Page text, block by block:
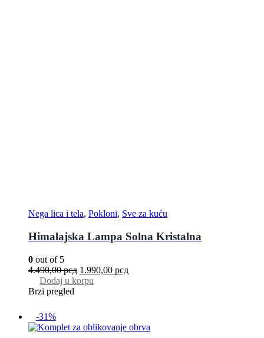
Nega lica i tela, Pokloni, Sve za kuću
Himalajska Lampa Solna Kristalna
0 out of 5
4.490,00рсд 1.990,00 рсд
Dodaj u korpu
Brzi pregled
-31%